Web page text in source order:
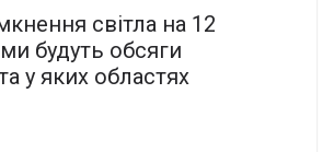
світла на 12
будуть обсяги
у яких областях